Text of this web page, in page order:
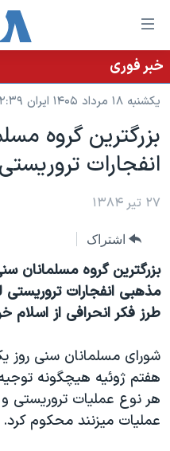
لینکهای
قابل
دسترسی
جهش
محتوای
اصلی
به
اصلی
جهش
به
جستجو
خانه
نسخه سبک وب‌سایت
موضوع ها
ایران
آمریکا
گزیده‌ها
ویژه برنامه‌ها
فرهنگ و زندگی
حقوق شهروندی
اقتصادی
برنامه های تلویزیونی
جدول برنامه ها
صفحه‌های ویژه
عملیات خشم حماسی
۲۵۰سالگی آمریکا
مستندها
انتخابات ریاست جمهوری آمریکا
حمله جمهوری اسلامی به
فرکانس‌های صدای آمریکا
پخش رادیویی
یادگیری زبان انگلیسی
دنبال کنید
خبر فوری
یکشنبه ۱۸ مرداد ۱۴۰۵ ایران ۰۲:۳۹
بزرگترين گروه
انفجارات
۲۷ تیر ۱۳۸۴
اشتراک
بزرگترين گروه مسلمانان
مذهبی انفجارات
طرز فکر انحرافی از اسلام
شورای مسلمانان سنی روز
هفتم ژوئيه هيچگونه
هر نوع عمليات تروريستی و
عمليات ميزنند محکوم کرد.